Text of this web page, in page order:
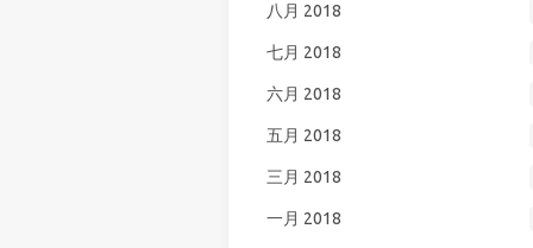
八月 2018
七月 2018
六月 2018
五月 2018
三月 2018
一月 2018